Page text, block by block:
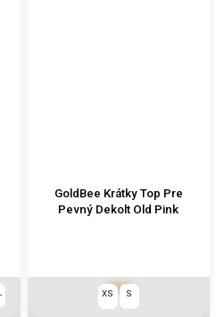
GoldBee Krátky Top Pre
Pevný Dekolt Old Pink
€69
XS S